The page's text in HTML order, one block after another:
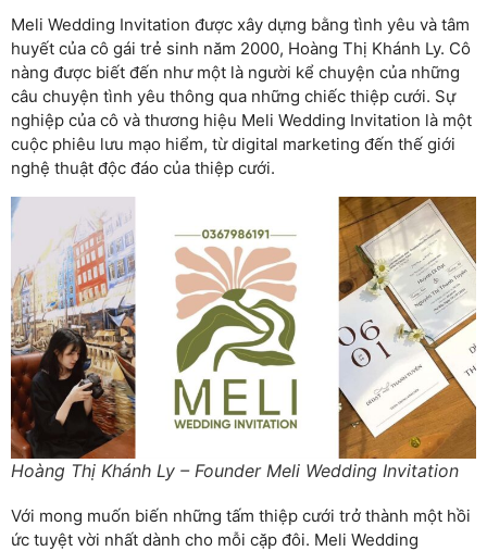
Meli Wedding Invitation được xây dựng bằng tình yêu và tâm
huyết của cô gái trẻ sinh năm 2000, Hoàng Thị Khánh Ly. Cô
nàng được biết đến như một là người kể chuyện của những
câu chuyện tình yêu thông qua những chiếc thiệp cưới. Sự
nghiệp của cô và thương hiệu Meli Wedding Invitation là một
cuộc phiêu lưu mạo hiểm, từ digital marketing đến thế giới
nghệ thuật độc đáo của thiệp cưới.
Hoàng Thị Khánh Ly – Founder Meli Wedding Invitation
Với mong muốn biến những tấm thiệp cưới trở thành một hồi
ức tuyệt vời nhất dành cho mỗi cặp đôi. Meli Wedding